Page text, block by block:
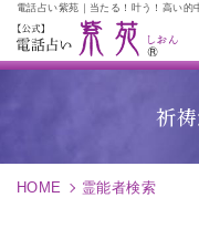
電話占い紫苑｜当たる！叶う！高い
祈
HOME 霊能者検索